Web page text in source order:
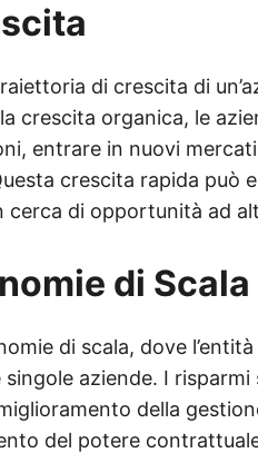
di crescita di
crescita organica, le
entrare in nuovi
crescita rapida può
di opportunità ad
di Scala
di scala, dove
aziende. I risparmi
della
del potere